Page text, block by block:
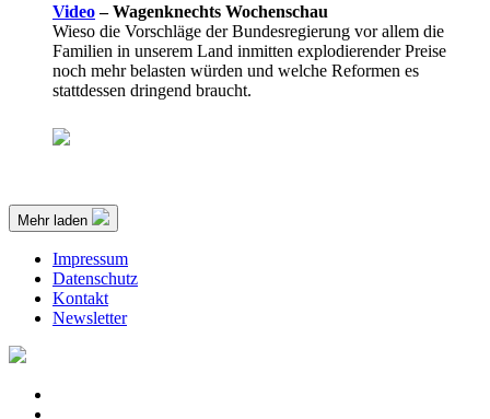
Video– Wagenknechts Wochenschau
Wieso die Vorschläge der Bundesregierung vor allem die
Familien in unserem Land inmitten explodierender Preise
noch mehr belasten würden und welche Reformen es
stattdessen dringend braucht.
Mehr laden
Impressum
Datenschutz
Kontakt
Newsletter